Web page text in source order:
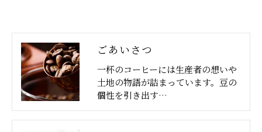
ごあいさつ
一杯のコーヒーには生産者の想いや
土地の物語が詰まっています。豆の
個性を引き出す…